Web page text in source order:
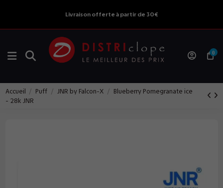
Livraison offerte à partir de 30€
0
Accueil Puff JNR by Falcon-X
Blueberry Pomegranate ice
- 28k JNR